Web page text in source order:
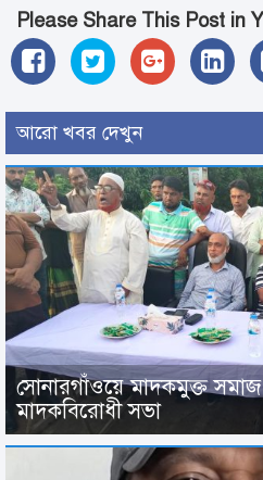
Please Share This Post in
আরো খবর দেখুন
সোনারগাঁওয়ে মাদকমুক্ত
মাদকবিরোধী সভা